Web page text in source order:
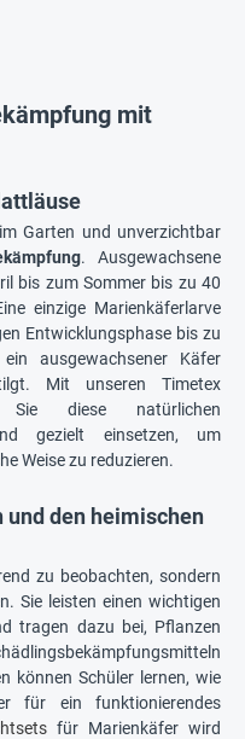
mit
im Garten und unverzichtbar
. Ausgewachsene
bis zum Sommer bis zu 40
einzige Marienkäferlarve
Entwicklungsphase bis zu
ausgewachsener Käfer
Mit unseren Timetex
Sie diese natürlichen
gezielt einsetzen, um
Weise zu reduzieren.
den heimischen
zu beobachten, sondern
Sie leisten einen wichtigen
tragen dazu bei, Pflanzen
können Schüler lernen, wie
für ein funktionierendes
für Marienkäfer wird